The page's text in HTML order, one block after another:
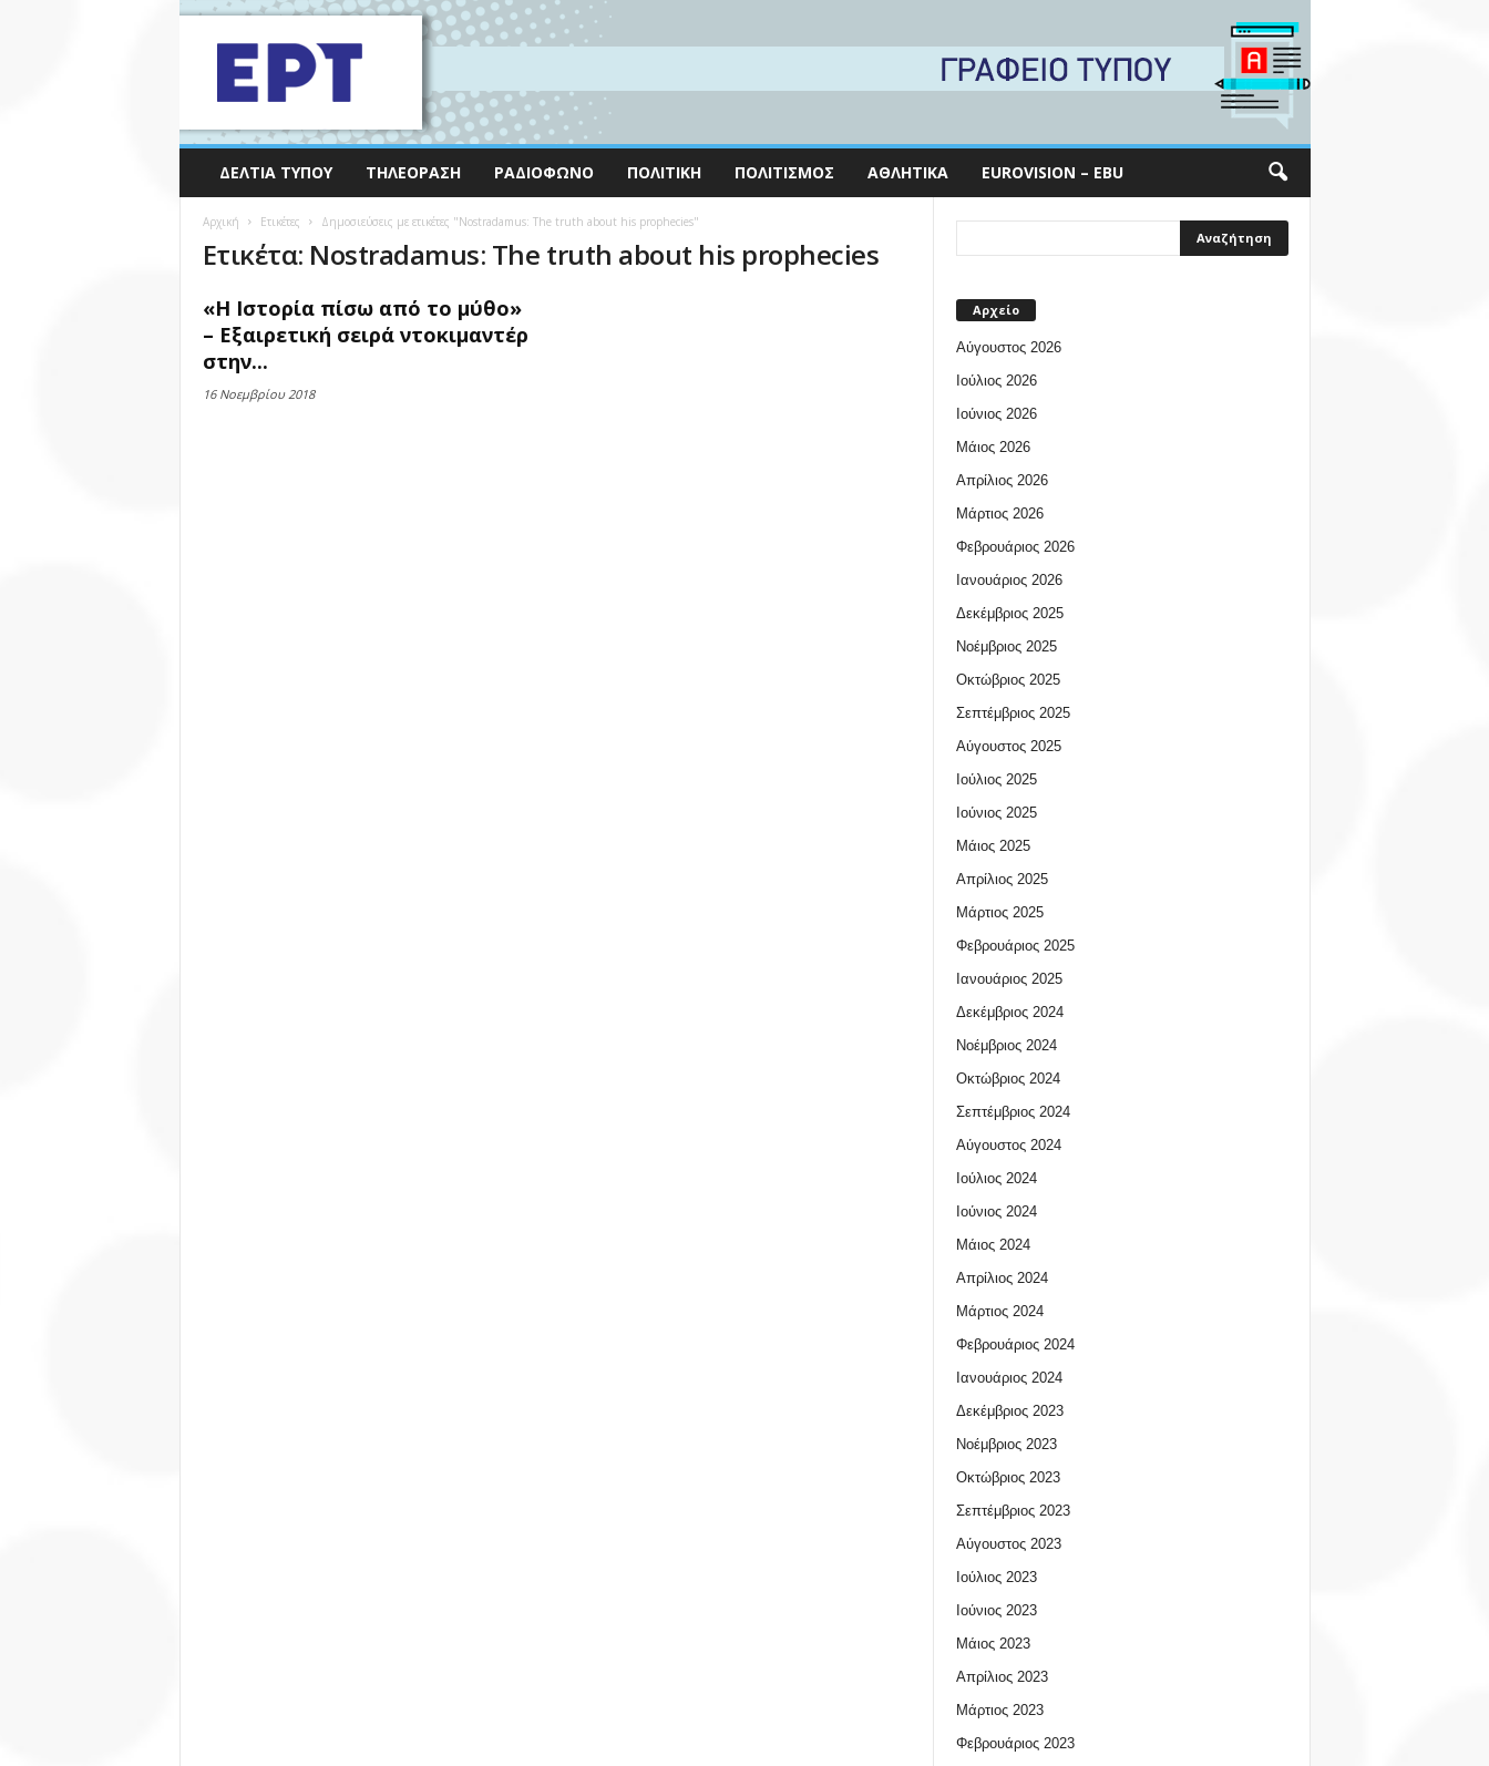
ΔΕΛΤΊΑ ΤΎΠΟΥ ΤΗΛΕΌΡΑΣΗ ΡΑΔΙΌΦΩΝΟ ΠΟΛΙΤΙΚΉ ΠΟΛΙΤΙΣΜΌΣ ΑΘΛΗΤΙΚΆ EUROVISION – EBU
Αρχική Ετικέτες Δημοσιεύσεις με ετικέτες "Nostradamus: The truth about his prophecies"
Ετικέτα: Nostradamus: The truth about his prophecies
«Η Ιστορία πίσω από το μύθο»
– Εξαιρετική σειρά ντοκιμαντέρ
στην...
16 Νοεμβρίου 2018
Αρχείο
Αύγουστος 2026
Ιούλιος 2026
Ιούνιος 2026
Μάιος 2026
Απρίλιος 2026
Μάρτιος 2026
Φεβρουάριος 2026
Ιανουάριος 2026
Δεκέμβριος 2025
Νοέμβριος 2025
Οκτώβριος 2025
Σεπτέμβριος 2025
Αύγουστος 2025
Ιούλιος 2025
Ιούνιος 2025
Μάιος 2025
Απρίλιος 2025
Μάρτιος 2025
Φεβρουάριος 2025
Ιανουάριος 2025
Δεκέμβριος 2024
Νοέμβριος 2024
Οκτώβριος 2024
Σεπτέμβριος 2024
Αύγουστος 2024
Ιούλιος 2024
Ιούνιος 2024
Μάιος 2024
Απρίλιος 2024
Μάρτιος 2024
Φεβρουάριος 2024
Ιανουάριος 2024
Δεκέμβριος 2023
Νοέμβριος 2023
Οκτώβριος 2023
Σεπτέμβριος 2023
Αύγουστος 2023
Ιούλιος 2023
Ιούνιος 2023
Μάιος 2023
Απρίλιος 2023
Μάρτιος 2023
Φεβρουάριος 2023